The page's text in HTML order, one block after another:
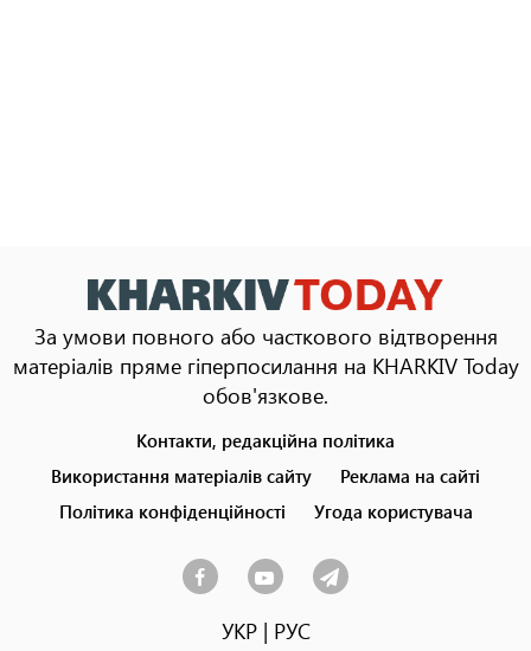
За умови повного або часткового відтворення
матеріалів пряме гіперпосилання на KHARKIV Today
обов'язкове.
menu
Контакти, редакційна політика
Використання матеріалів сайту
Реклама на сайті
Політика конфіденційності
Угода користувача
УКР| РУС